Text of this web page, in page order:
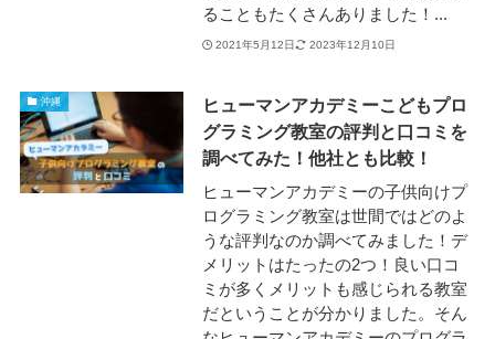
ることもたくさんありました！...
2021年5月12日 2023年12月10日
沖縄
ヒューマンアカデミーこどもプロ
グラミング教室の評判と口コミを
調べてみた！他社とも比較！
ヒューマンアカデミーの子供向けプ
ログラミング教室は世間ではどのよ
うな評判なのか調べてみました！デ
メリットはたったの2つ！良い口コ
ミが多くメリットも感じられる教室
だということが分かりました。そん